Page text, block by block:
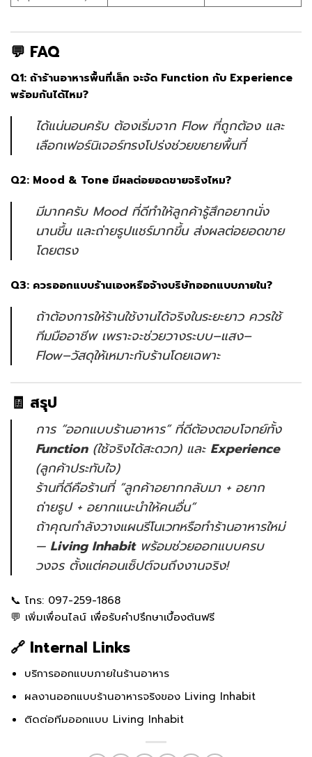
💬 FAQ
Q1: ถ้าร้านอาหารพื้นที่เล็ก จะจัด Function กับ Experience
พร้อมกันได้ไหม?
ได้แน่นอนครับ ต้องเริ่มจาก Flow ที่ถูกต้อง และ
เลือกเฟอร์นิเจอร์ทรงโปร่งช่วยขยายพื้นที่
Q2: Mood & Tone มีผลต่อยอดขายจริงไหม?
มีมากครับ Mood ที่ดีทำให้ลูกค้ารู้สึกอยากนั่ง
นานขึ้น และถ่ายรูปแชร์มากขึ้น ส่งผลต่อยอดขาย
โดยตรง
Q3: ควรออกแบบร้านเองหรือจ้างบริษัทออกแบบภายใน?
ถ้าต้องการให้ร้านใช้งานได้จริงในระยะยาว ควรใช้
ทีมมืออาชีพ เพราะจะช่วยวางระบบ–แสง–
Flow–วัสดุให้เหมาะกับร้านโดยเฉพาะ
🧾 สรุป
การ “ออกแบบร้านอาหาร” ที่ดีต้องตอบโจทย์ทั้ง
Function(ใช้จริงได้สะดวก) และ Experience
(ลูกค้าประทับใจ)
ร้านที่ดีคือร้านที่ “ลูกค้าอยากกลับมา + อยาก
ถ่ายรูป + อยากแนะนำให้คนอื่น”
ถ้าคุณกำลังวางแผนรีโนเวทหรือทำร้านอาหารใหม่
— Living Inhabitพร้อมช่วยออกแบบครบ
วงจร ตั้งแต่คอนเซ็ปต์จนถึงงานจริง!
📞 โทร: 097-259-1868
💬 เพิ่มเพื่อนไลน์ เพื่อรับคำปรึกษาเบื้องต้นฟรี
🔗 Internal Links
บริการออกแบบภายในร้านอาหาร
ผลงานออกแบบร้านอาหารจริงของ Living Inhabit
ติดต่อทีมออกแบบ Living Inhabit